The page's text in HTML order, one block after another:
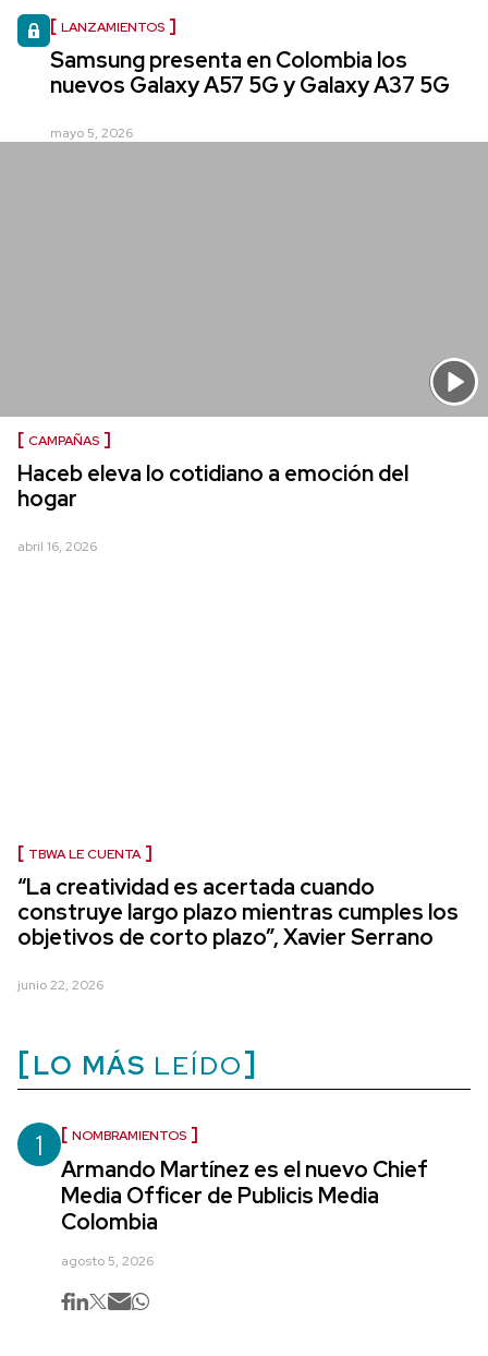
LANZAMIENTOS
Samsung presenta en Colombia los
nuevos Galaxy A57 5G y Galaxy A37 5G
mayo 5, 2026
CAMPAÑAS
Haceb eleva lo cotidiano a emoción del
hogar
abril 16, 2026
TBWA LE CUENTA
“La creatividad es acertada cuando
construye largo plazo mientras cumples los
objetivos de corto plazo”, Xavier Serrano
junio 22, 2026
LO MÁS LEÍDO
1 NOMBRAMIENTOS
Armando Martínez es el nuevo Chief
Media Officer de Publicis Media
Colombia
agosto 5, 2026